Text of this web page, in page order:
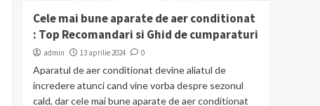
Cele mai bune aparate de aer conditionat
: Top Recomandari si Ghid de cumparaturi
admin 13 aprilie 2024 0
Aparatul de aer conditionat devine aliatul de
incredere atunci cand vine vorba despre sezonul
cald, dar cele mai bune aparate de aer conditionat